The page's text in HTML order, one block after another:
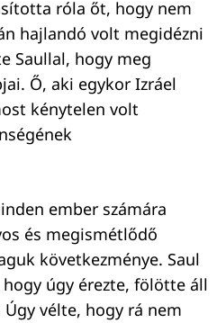
róla őt, hogy nem
hajlandó volt megidézni
Saullal, hogy meg
Ő, aki egykor Izráel
kénytelen volt
ember számára
és megismétlődő
következménye. Saul
úgy érezte, fölötte áll
vélte, hogy rá nem